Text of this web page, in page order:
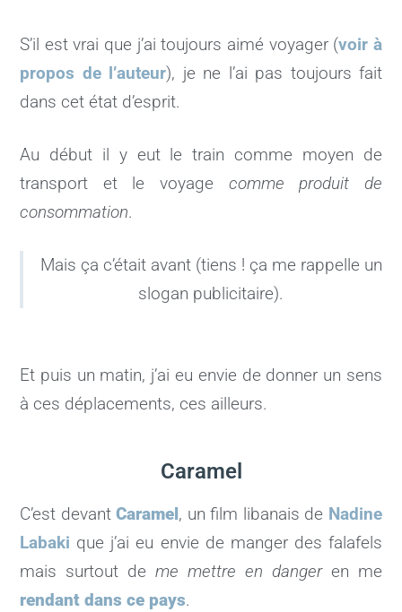
S’il est vrai que j’ai toujours aimé voyager (voir à
propos de l’auteur), je ne l’ai pas toujours fait
dans cet état d’esprit.
Au début il y eut le train comme moyen de
transport et le voyage comme produit de
consommation.
Mais ça c’était avant (tiens ! ça me rappelle un
slogan publicitaire).
Et puis un matin, j’ai eu envie de donner un sens
à ces déplacements, ces ailleurs.
Caramel
C’est devantCaramel , un film libanais de Nadine
Labaki que j’ai eu envie de manger des falafels
mais surtout de me mettre en dangeren me
rendant dans ce pays.